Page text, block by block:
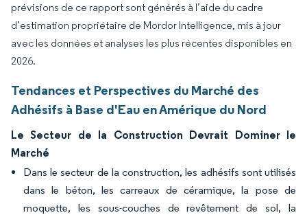
prévisions de ce rapport sont générés à l’aide du cadre
d’estimation propriétaire de Mordor Intelligence, mis à jour
avec les données et analyses les plus récentes disponibles en
2026.
Tendances et Perspectives du Marché des
Adhésifs à Base d'Eau en Amérique du Nord
Le Secteur de la Construction Devrait Dominer le
Marché
Dans le secteur de la construction, les adhésifs sont utilisés
dans le béton, les carreaux de céramique, la pose de
moquette, les sous-couches de revêtement de sol, la